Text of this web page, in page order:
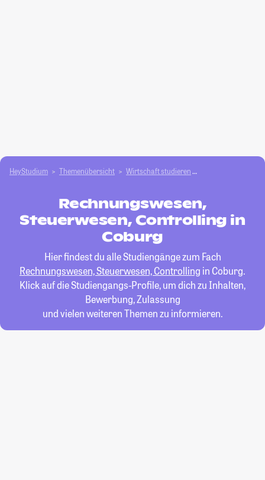
HeyStudium Themenübersicht Wirtschaft studieren
Rechnungswesen,
Steuerwesen, Controlling in
Coburg
Hier findest du alle Studiengänge zum Fach
Rechnungswesen, Steuerwesen, Controlling in Coburg.
Klick auf die Studiengangs-Profile, um dich zu Inhalten,
Bewerbung, Zulassung
und vielen weiteren Themen zu informieren.